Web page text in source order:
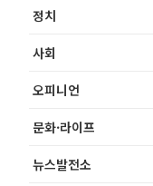
정치
사회
오피니언
문화·라이프
뉴스발전소